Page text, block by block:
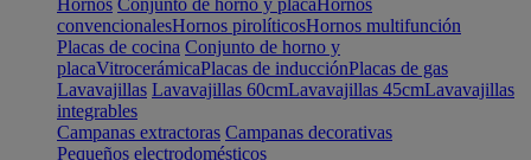
Hornos Conjunto de horno y placaHornos
convencionalesHornos pirolíticosHornos multifunción
Placas de cocina Conjunto de horno y
placaVitrocerámicaPlacas de inducciónPlacas de gas
Lavavajillas Lavavajillas 60cmLavavajillas 45cmLavavajillas
integrables
Campanas extractoras Campanas decorativas
Pequeños electrodomésticos